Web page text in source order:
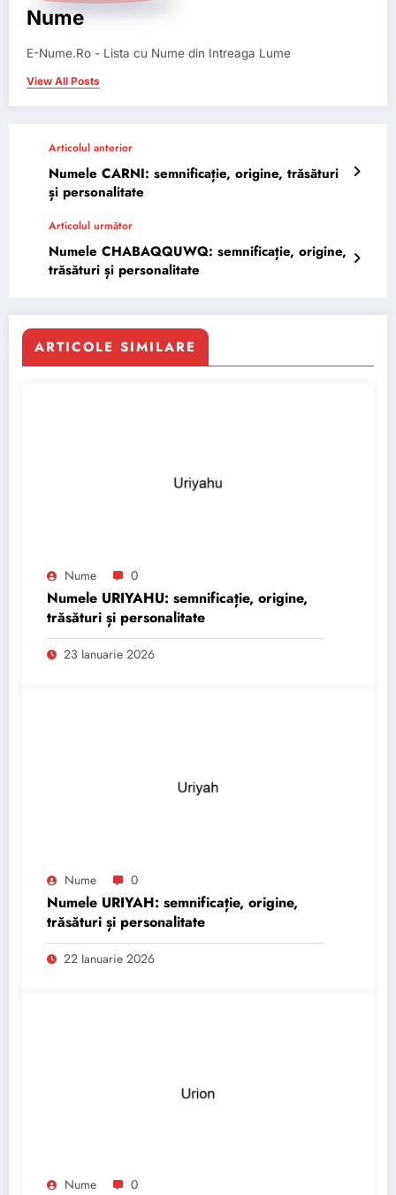
Nume
E-Nume.Ro - Lista cu Nume din Intreaga Lume
View All Posts
Articolul anterior
Numele CARNI: semnificație, origine, trăsături
și personalitate
Articolul următor
Numele CHABAQQUWQ: semnificație, origine,
trăsături și personalitate
ARTICOLE SIMILARE
Nume 0
Numele URIYAHU: semnificație, origine,
trăsături și personalitate
23 Ianuarie 2026
Nume 0
Numele URIYAH: semnificație, origine,
trăsături și personalitate
22 Ianuarie 2026
Nume 0